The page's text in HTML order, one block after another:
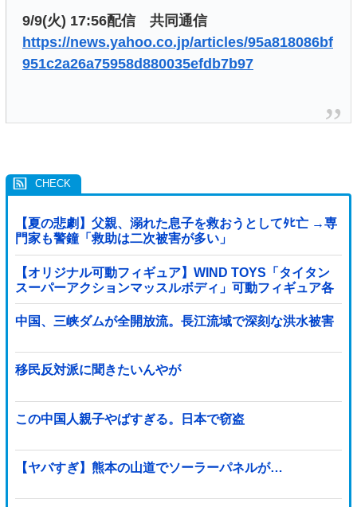
9/9(火) 17:56配信 共同通信
https://news.yahoo.co.jp/articles/95a818086bf
951c2a26a75958d880035efdb7b97
【夏の悲劇】父親、溺れた息子を救おうとしてﾀﾋ亡 →専
門家も警鐘「救助は二次被害が多い」
【オリジナル可動フィギュア】WIND TOYS「タイタン
スーパーアクションマッスルボディ」可動フィギュア各
種【予約開始】
中国、三峡ダムが全開放流。長江流域で深刻な洪水被害
移民反対派に聞きたいんやが
この中国人親子やばすぎる。日本で窃盗
【ヤバすぎ】熊本の山道でソーラーパネルが…